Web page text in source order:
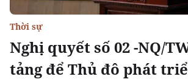
Nghị quyết số 02 -NQ/
tảng để Thủ đô phát
Thời sự